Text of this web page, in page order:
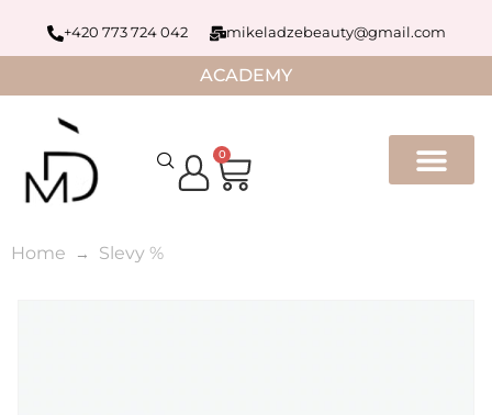
+420 773 724 042 mikeladzebeauty@gmail.com
ACADEMY
0
Home Slevy %